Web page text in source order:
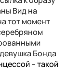
Вид на
тот момент
Бонда
– такой